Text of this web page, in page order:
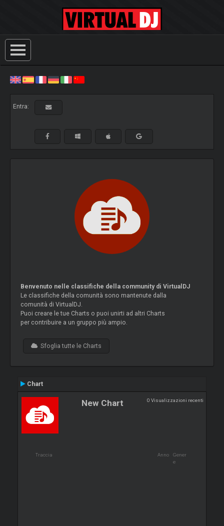
Entra:
Benvenuto nelle classifiche della community di VirtualDJ
Le classifiche della comunità sono mantenute dalla
comunità di VirtualDJ.
Puoi creare le tue Charts o puoi unirti ad altri Charts
per contribuire a un gruppo più ampio.
Sfoglia tutte le Charts
Chart
0 Visualizzazioni recenti
New Chart
Traccia Anno
Gener
e